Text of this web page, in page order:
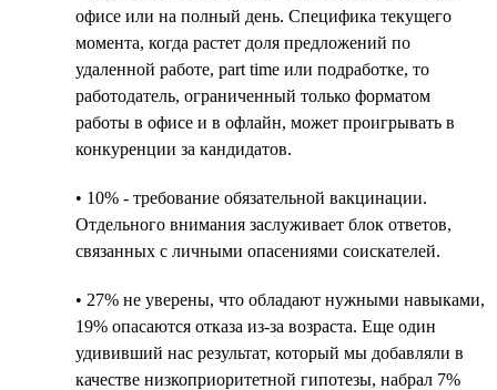
офисе или на полный день. Специфика текущего
момента, когда растет доля предложений по
удаленной работе, part time или подработке, то
работодатель, ограниченный только форматом
работы в офисе и в офлайн, может проигрывать в
конкуренции за кандидатов.
• 10% - требование обязательной вакцинации.
Отдельного внимания заслуживает блок ответов,
связанных с личными опасениями соискателей.
• 27% не уверены, что обладают нужными навыками,
19% опасаются отказа из-за возраста. Еще один
удививший нас результат, который мы добавляли в
качестве низкоприоритетной гипотезы, набрал 7%